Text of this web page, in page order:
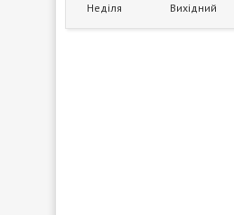
Неділя
Вихідний